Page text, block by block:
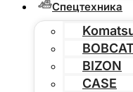
Спецтехника
BIZON
CASE